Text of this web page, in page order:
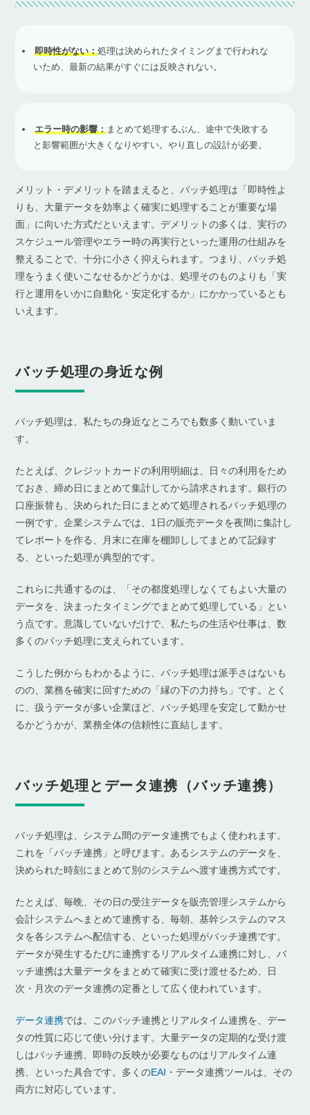
即時性がない：処理は決められたタイミングまで行われな
いため、最新の結果がすぐには反映されない。
エラー時の影響： まとめて処理するぶん、途中で失敗する
と影響範囲が大きくなりやすい。やり直しの設計が必要。
メリット・デメリットを踏まえると、バッチ処理は「即時性よ
りも、大量データを効率よく確実に処理することが重要な場
面」に向いた方式だといえます。デメリットの多くは、実行の
スケジュール管理やエラー時の再実行といった運用の仕組みを
整えることで、十分に小さく抑えられます。つまり、バッチ処
理をうまく使いこなせるかどうかは、処理そのものよりも「実
行と運用をいかに自動化・安定化するか」にかかっているとも
いえます。
バッチ処理の身近な例
バッチ処理は、私たちの身近なところでも数多く動いていま
す。
たとえば、クレジットカードの利用明細は、日々の利用をため
ておき、締め日にまとめて集計してから請求されます。銀行の
口座振替も、決められた日にまとめて処理されるバッチ処理の
一例です。企業システムでは、1日の販売データを夜間に集計し
てレポートを作る、月末に在庫を棚卸ししてまとめて記録す
る、といった処理が典型的です。
これらに共通するのは、「その都度処理しなくてもよい大量の
データを、決まったタイミングでまとめて処理している」とい
う点です。意識していないだけで、私たちの生活や仕事は、数
多くのバッチ処理に支えられています。
こうした例からもわかるように、バッチ処理は派手さはないも
のの、業務を確実に回すための「縁の下の力持ち」です。とく
に、扱うデータが多い企業ほど、バッチ処理を安定して動かせ
るかどうかが、業務全体の信頼性に直結します。
バッチ処理とデータ連携（バッチ連携）
バッチ処理は、システム間のデータ連携でもよく使われます。
これを「バッチ連携」と呼びます。あるシステムのデータを、
決められた時刻にまとめて別のシステムへ渡す連携方式です。
たとえば、毎晩、その日の受注データを販売管理システムから
会計システムへまとめて連携する、毎朝、基幹システムのマス
タを各システムへ配信する、といった処理がバッチ連携です。
データが発生するたびに連携するリアルタイム連携に対し、バ
ッチ連携は大量データをまとめて確実に受け渡せるため、日
次・月次のデータ連携の定番として広く使われています。
データ連携では、このバッチ連携とリアルタイム連携を、デー
タの性質に応じて使い分けます。大量データの定期的な受け渡
しはバッチ連携、即時の反映が必要なものはリアルタイム連
携、といった具合です。多くのEAI ・データ連携ツールは、その
両方に対応しています。